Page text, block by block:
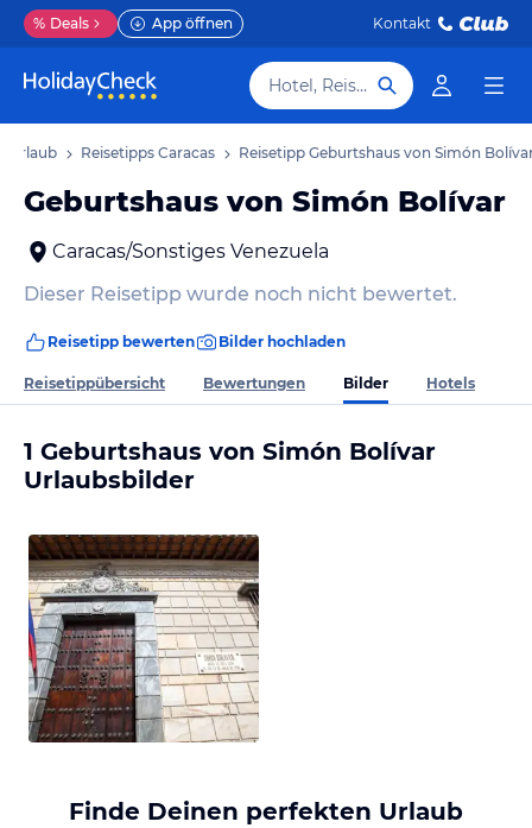
% Deals App öffnen Kontakt
Hotel, Reiseziel
Urlaub Reisetipps Caracas Reisetipp Geburtshaus von Simón
Geburtshaus von Simón Bolívar
Caracas/Sonstiges Venezuela
Dieser Reisetipp wurde noch nicht bewertet.
Reisetipp bewerten Bilder hochladen
Reisetippübersicht Bewertungen Bilder Hotels
1 Geburtshaus von Simón Bolívar
Urlaubsbilder
Finde Deinen perfekten Urlaub